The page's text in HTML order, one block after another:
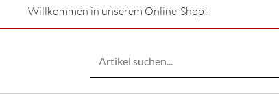
Willkommen in unserem Online-Shop!